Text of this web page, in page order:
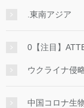
.東南アジア
0【注目】
ウクライナ侵
中国コロナ生